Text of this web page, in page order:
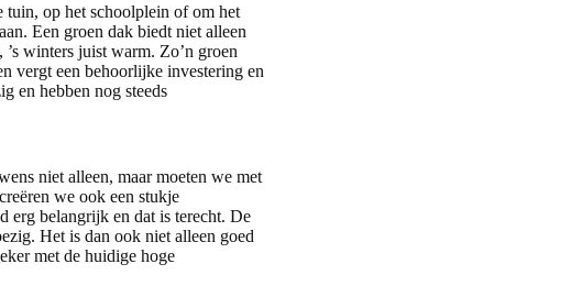
tuin, op het schoolplein of om het
Een groen dak biedt niet alleen
winters juist warm. Zo’n groen
vergt een behoorlijke investering en
en hebben nog steeds
niet alleen, maar moeten we met
we ook een stukje
erg belangrijk en dat is terecht. De
Het is dan ook niet alleen goed
met de huidige hoge